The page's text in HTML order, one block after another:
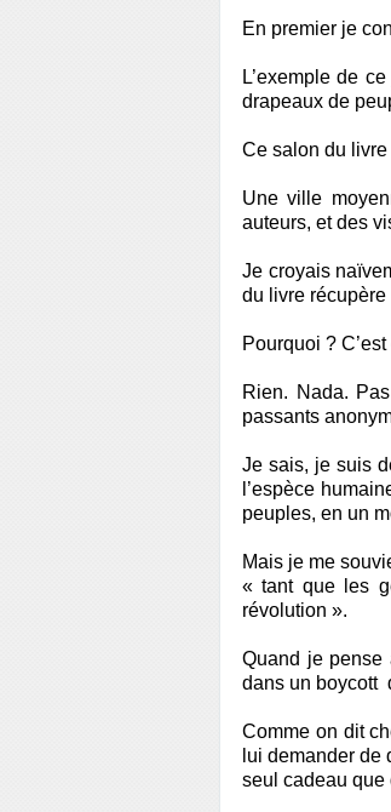
En premier je
L’exemple de
drapeaux de
Ce salon du livre
Une ville
auteurs, et des
Je croyais
du livre
Pourquoi ?
Rien. Nada.
passants
Je sais, je suis
l’espèce
peuples, en un
Mais je me
« tant que les
révolution ».
Quand je pense
dans un boycott
Comme on dit
lui demander
seul cadeau que